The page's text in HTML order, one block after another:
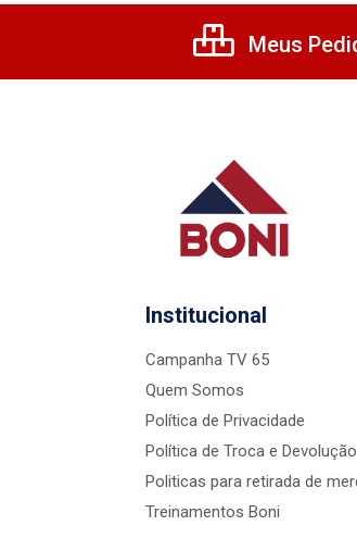
Meus
Institucional
Campanha TV 65
Quem Somos
Política de Privacidade
Política de Troca e Devolução
Politicas para retirada de
Treinamentos Boni